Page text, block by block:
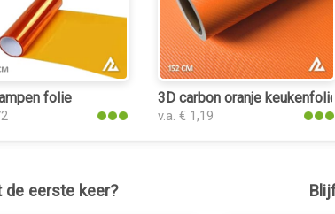
folie 3D carbon oranje keukenfolie
v.a. € 1,19
de eerste keer?